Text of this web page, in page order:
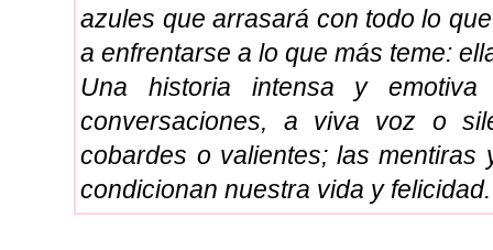
azules que arrasará con todo lo
a enfrentarse a lo que más teme:
Una historia intensa y
conversaciones, a viva voz o
cobardes o valientes; las mentiras
condicionan nuestra vida y felicidad.